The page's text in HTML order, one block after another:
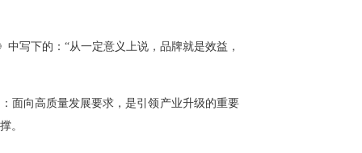
写下的：“从一定意义上说，品牌就是效益，
向高质量发展要求，是引领产业升级的重要
。